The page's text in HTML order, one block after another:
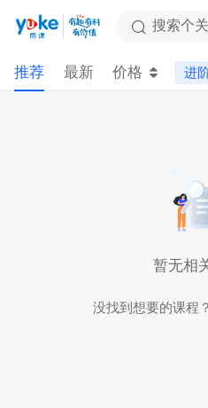
搜索个
推荐 最新 价格 进
暂无相
没找到想要的课程？